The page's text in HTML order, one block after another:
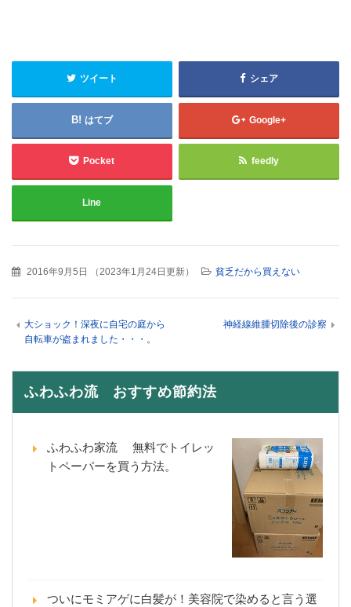
ツイート シェア
はてブ Google+
Pocket feedly
Line
2016年9月5日 （2023年1月24日更新） 貧乏だから買えない
大ショック！深夜に自宅の庭から
自転車が盗まれました・・・。
神経線維腫切除後の診察
ふわふわ流 おすすめ節約法
ふわふわ家流 無料でトイレッ
トペーパーを買う方法。
ついにモミアゲに白髪が！美容院で染めると言う選